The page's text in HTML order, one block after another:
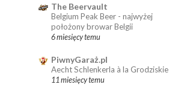
The Beervault
Belgium Peak Beer - najwyżej
położony browar Belgii
6 miesięcy temu
PiwnyGaraż.pl
Aecht Schlenkerla à la Grodziskie
11 miesięcy temu